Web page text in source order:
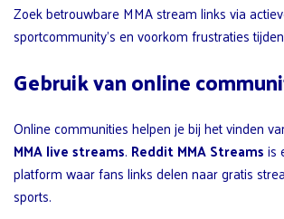
Zoek betrouwbare MMA stream links via
sportcommunity’s en voorkom frustraties
Gebruik van online
Online communities helpen je bij het vinden
MMA live streams. Reddit MMA Streamsis
platform waar fans links delen naar gratis
sports.